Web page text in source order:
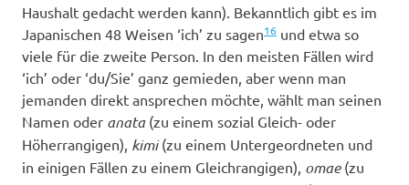
Haushalt gedacht werden kann). Bekanntlich gibt es im
Japanischen 48 Weisen ‘ich’ zu sagen16 und etwa so
viele für die zweite Person. In den meisten Fällen wird
‘ich’ oder ‘du/Sie’ ganz gemieden, aber wenn man
jemanden direkt ansprechen möchte, wählt man seinen
Namen oder anata(zu einem sozial Gleich- oder
Höherrangigen), kimi(zu einem Untergeordneten und
in einigen Fällen zu einem Gleichrangigen), omae(zu